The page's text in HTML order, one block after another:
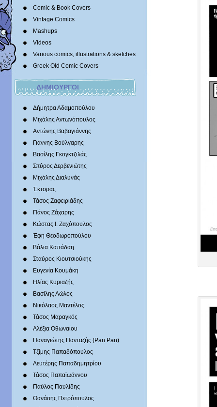
Comic & Book Covers
Vintage Comics
Mashups
Videos
Various comics, illustrations & sketches
Greek Old Comic Covers
ΔΗΜΙΟΥΡΓΟΙ
Δήμητρα Αδαμοπούλου
Μιχάλης Αντωνόπουλος
Αντώνης Βαβαγιάννης
Γιάννης Βούλγαρης
Βασίλης Γκογκτζιλάς
Σπύρος Δερβενιώτης
Mιχάλης Διαλυνάς
Έκτορας
Τάσος Ζαφειριάδης
Πάνος Ζάχαρης
Κώστας Ι. Ζαχόπουλoς
Έφη Θεοδωροπούλου
Βάλια Καπάδαη
Σταύρος Κιουτσιούκης
Ευγενία Κουμάκη
Ηλίας Κυριαζής
Βασίλης Λώλος
Νικόλαος Μαντέλος
Τάσος Μαραγκός
Αλέξια Οθωναίου
Παναγιώτης Πανταζής (Pan Pan)
Τζίμης Παπαδόπουλος
Λευτέρης Παπαδημητρίου
Τάσος Παπαϊωάννου
Παύλος Παυλίδης
Θανάσης Πετρόπουλος